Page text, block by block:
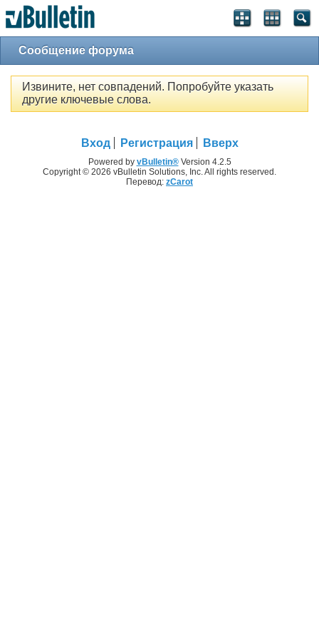
Сообщение форума
Извините, нет совпадений. Попробуйте указать
другие ключевые слова.
Вход Регистрация Вверх
Powered by vBulletin®Version 4.2.5
Copyright © 2026 vBulletin Solutions, Inc. All rights reserved.
Перевод: zCarot